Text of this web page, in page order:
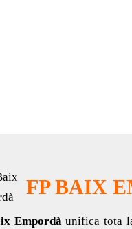
FP BAIX
Empordàunifica tota